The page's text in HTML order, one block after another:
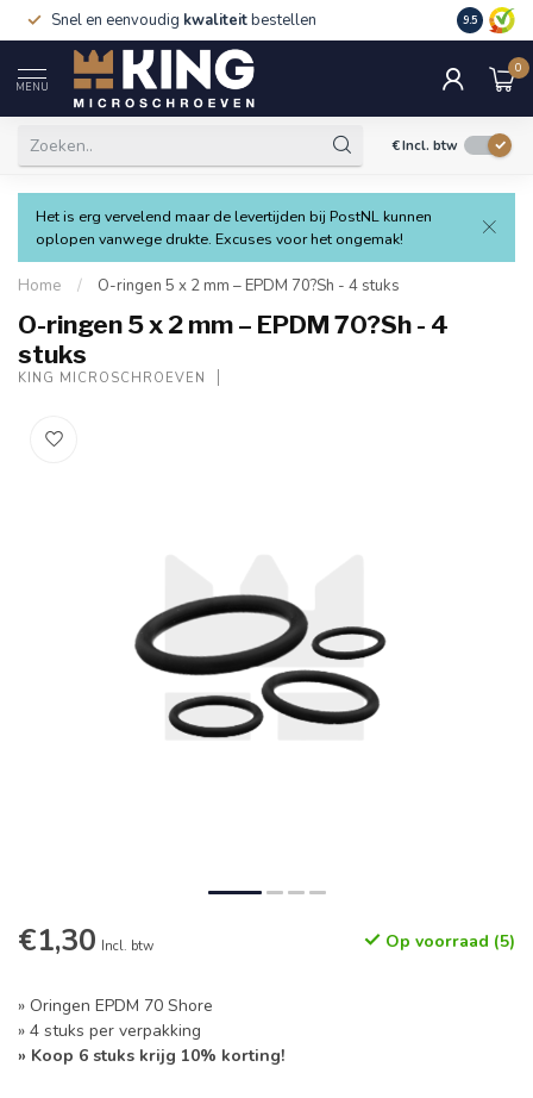
Snel en eenvoudig kwaliteitbestellen 9.5
MENU
0
€Incl. btw
Het is erg vervelend maar de levertijden bij PostNL kunnen
oplopen vanwege drukte. Excuses voor het ongemak!
Home / O-ringen 5 x 2 mm – EPDM 70?Sh - 4 stuks
O-ringen 5 x 2 mm – EPDM 70?Sh - 4
stuks
KING MICROSCHROEVEN
€1,30 Incl. btw Op voorraad (5)
» Oringen EPDM 70 Shore
» 4 stuks per verpakking
» Koop 6 stuks krijg 10% korting!